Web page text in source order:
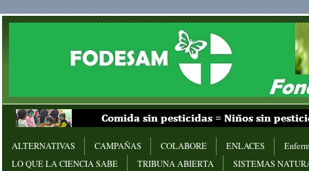
ALTERNATIVAS CAMPAÑAS COLABORE ENLACES
LO QUE LA CIENCIA SABE
TRIBUNA ABIERTA SISTEMAS